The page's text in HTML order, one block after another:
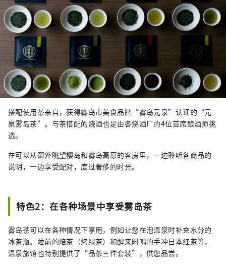
搭配使用茶来自，获得雾岛市美食品牌“雾岛元泉”认证的“元
泉雾岛茶”。与茶搭配的烧酒也是由各烧酒厂的4位首席酿酒师挑
选。
在可以从窗外眺望樱岛和雾岛高原的客房里，一边聆听各商品的
说明，一边享受配对，度过奢侈的时光。
特色2：在各种场景中享受雾岛茶
雾岛茶可以在各种情况下享用，例如让您在泡温泉时补充水分的
冰茶瓶、睡前的焙茶（烤绿茶）和醒来时喝的手冲日本红茶等，
温泉旅馆也特别提供了“品茶三件套装”，供您品尝。